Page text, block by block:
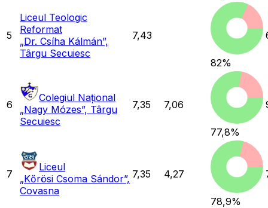
5
Liceul Teologic
Reformat
„Dr. Csíha Kálmán”,
Târgu Secuiesc
7,43
82%
6
Colegiul Național
„Nagy Mózes”, Târgu
Secuiesc
7,35 7,06
77,8%
7
Liceul
„Kőrösi Csoma Sándor”,
Covasna
7,35 4,27
78,9%